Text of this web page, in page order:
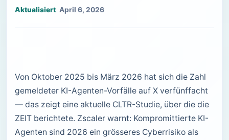
April 6, 2026
Von Oktober 2025 bis März 2026 hat sich die Zahl
gemeldeter KI-Agenten-Vorfälle auf X verfünffacht
— das zeigt eine aktuelle CLTR-Studie, über die die
ZEIT berichtete. Zscaler warnt: Kompromittierte KI-
Agenten sind 2026 ein grösseres Cyberrisiko als